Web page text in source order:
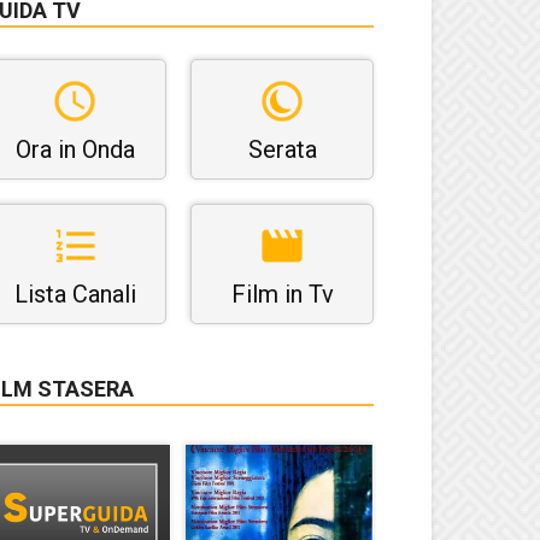
TV
Ora in Onda Serata
Lista Canali Film in Tv
STASERA